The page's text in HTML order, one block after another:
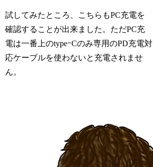
試してみたところ、こちらもPC充電を
確認することが出来ました。ただPC充
電は一番上のtypeｰCのみ専用のPD充電対
応ケーブルを使わないと充電されませ
ん。